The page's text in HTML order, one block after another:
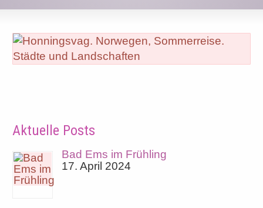
Aktuelle Posts
Bad Ems im Frühling
17. April 2024